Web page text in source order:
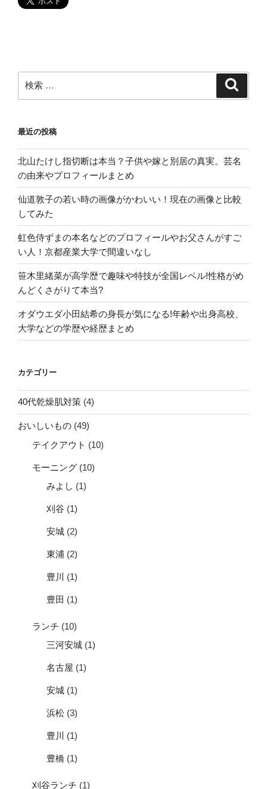
で?
ン
と
め”
の
検
索:
最近の投稿
北山たけし指切断は本当？子供や嫁と別居の真実。芸名
の由来やプロフィールまとめ
仙道敦子の若い時の画像がかわいい！現在の画像と比較
してみた
虹色侍ずまの本名などのプロフィールやお父さんがすご
い人！京都産業大学で間違いなし
笹木里緒菜が高学歴で趣味や特技が全国レベル!性格がめ
んどくさがりて本当?
オダウエダ小田結希の身長が気になる!年齢や出身高校、
大学などの学歴や経歴まとめ
カテゴリー
40代乾燥肌対策 (4)
おいしいもの (49)
テイクアウト (10)
モーニング (10)
みよし (1)
刈谷 (1)
安城 (2)
東浦 (2)
豊川 (1)
豊田 (1)
ランチ (10)
三河安城 (1)
名古屋 (1)
安城 (1)
浜松 (3)
豊川 (1)
豊橋 (1)
刈谷ランチ (1)